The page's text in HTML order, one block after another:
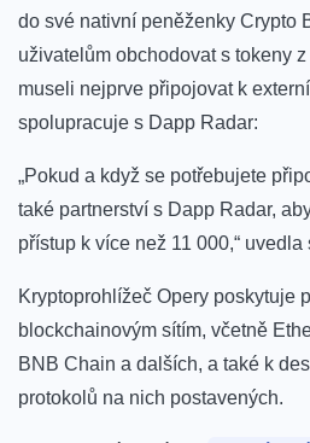
do své nativní peněženky Crypto
uživatelům obchodovat s tokeny
museli nejprve připojovat k
spolupracuje s Dapp Radar:
„Pokud a když se potřebujete
také partnerství s Dapp Radar,
přístup k více než 11 000,“ uvedla
Kryptoprohlížeč Opery poskytuje
blockchainovým sítím, včetně
BNB Chain a dalších, a také k
protokolů na nich postavených.